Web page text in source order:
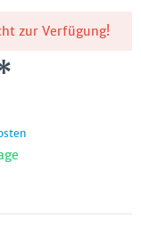
zur Verfügung!